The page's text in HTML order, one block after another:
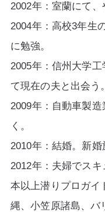
2002年：室蘭にて、
2004年：高校3年生
に勉強。
2005年：信州大学
て現在の夫と出会う。
2009年：自動車製
く。
2010年：結婚。新婚
2012年：夫婦でス
本以上潜りプロガイ
縄、小笠原諸島、バ